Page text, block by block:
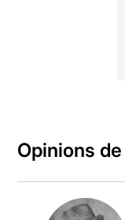
Opinions